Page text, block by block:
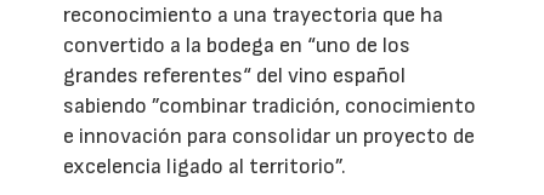
reconocimiento a una trayectoria que ha
convertido a la bodega en “uno de los
grandes referentes“ del vino español
sabiendo ”combinar tradición, conocimiento
e innovación para consolidar un proyecto de
excelencia ligado al territorio”.